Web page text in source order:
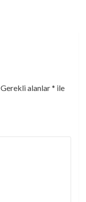
Gerekli alanlar* ile